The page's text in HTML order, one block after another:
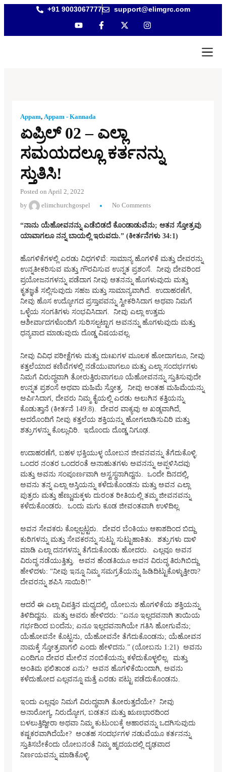
+91 9003067777 support@elimgrc.com
Appam, Appam - Kannada
ಏಪ್ರಿಲ್ 02 – ಎಲ್ಲಾ
ಸಮಯದಲ್ಲೂ ಕರ್ತನನ್ನು
ಸ್ತುತಿಸಿ!
Posted on April 2, 2022
by
elimchurchgospel No Comments
“ನಾನು ಯೆಹೋವನನ್ನು ಎಡೆಬಿಡದೆ ಕೊಂಡಾಡುವೆನು; ಆತನ ಸ್ತೋತ್ರವು
ಯಾವಾಗಲೂ ನನ್ನ ಬಾಯಲ್ಲಿ ಇರುವದು.” (ಕೀರ್ತನೆಗಳು 34:1)
ಹೊಗಳಿಕೆಗಳಲ್ಲಿ ಎರಡು ವಿಧಗಳಿವೆ: ಸಾಮಾನ್ಯ ಹೊಗಳಿಕೆ ಮತ್ತು ದೇವರನ್ನು
ಉನ್ನತೀಕರಿಸುವ ಮತ್ತು ಗೌರವಿಸುವ ಉನ್ನತ ಪ್ರಶಂಸೆ. ನೀವು ದೇವರಿಂದ
ಪ್ರಯೋಜನಗಳನ್ನು ಪಡೆದಾಗ ನೀವು ಆತನನ್ನು ಹೊಗಳುವುದು ಮತ್ತು
ಕೃತಜ್ಞತೆ ಸಲ್ಲಿಸುವುದು ಸಹಜ ಮತ್ತು ಸಾಮಾನ್ಯವಾಗಿದೆ. ಉದಾಹರಣೆಗೆ,
ನೀವು ಹೊಸ ಉದ್ಯೋಗದ ಪ್ರಸ್ತಾಪವನ್ನು ಸ್ವೀಕರಿಸಿದಾಗ ಅಥವಾ ನಿಮಗೆ
ಒಳ್ಳೆಯ ಸಂಗತಿಗಳು ಸಂಭವಿಸಿದಾಗ. ನೀವು ಎಲ್ಲಾ ಉತ್ತಮ
ಆಶೀರ್ವಾದಗಳೊಂದಿಗೆ ಸುರಿಸಲ್ಪಟ್ಟಾಗ ಅವನನ್ನು ಹೊಗಳುವುದು ಮತ್ತು
ಧನ್ಯವಾದ ಮಾಡುವುದು ದೊಡ್ಡ ವಿಷಯವಲ್ಲ.
ನೀವು ವಿವಿಧ ಪರೀಕ್ಷೆಗಳು ಮತ್ತು ದುಃಖಗಳ ಮೂಲಕ ಹೋದಾಗಲೂ, ನೀವು
ಕತ್ತಲೆಯಾದ ಕಣಿವೆಗಳಲ್ಲಿ ನಡೆಯುವಾಗಲೂ ಮತ್ತು ಎಲ್ಲಾ ಸಂದರ್ಭಗಳು
ನಿಮಗೆ ವಿರುದ್ಧವಾಗಿ ತೋರುತ್ತಿರುವಾಗಲೂ ಯೆಹೋವನನ್ನು ಸ್ತುತಿಸುವುದೇ
ಉನ್ನತ ಪ್ರಶಂಸೆ ಅಥವಾ ಮಹಿಮೆ ಸ್ತೋತ್ರ. ನೀವು ಅಂತಹ ಮಹಿಮೆಯನ್ನು
ಅರ್ಪಿಸಿದಾಗ, ದೇವರು ನಿಮ್ಮ ಕೈಯಲ್ಲಿ ಎರಡು ಅಲುಗಿನ ಕತ್ತಿಯನ್ನು
ಕೊಡುತ್ತಾನೆ (ಕೀರ್ತನೆ 149:8). ದೇವರ ವಾಕ್ಯವು ಆ ಖಡ್ಗವಾಗಿದೆ,
ಅದರೊಂದಿಗೆ ನೀವು ಕತ್ತಲೆಯ ಶಕ್ತಿಯನ್ನು ಹೋಗಲಾಡಿಸುವಿರಿ ಮತ್ತು
ಶತ್ರುಗಳನ್ನು ಕೊಲ್ಲುವಿರಿ. ಇದೊಂದು ದೊಡ್ಡ ನಿಗೂಢ.
ಉದಾಹರಣೆಗೆ, ಬಹಳ ಭಕ್ತಿಯುಳ್ಳ ಯೋಬನ ಜೀವನವನ್ನು ತೆಗೆದುಕೊಳ್ಳಿ.
ಒಂದರ ನಂತರ ಒಂದರಂತೆ ಅನಾಹುತಗಳು ಅವನನ್ನು ಅಪ್ಪಳಿಸಿದವು
ಮತ್ತು ಅವನು ಸಂಪೂರ್ಣವಾಗಿ ಅಸ್ವಸ್ಥನಾಗಿದ್ದನು. ಒಂದೇ ದಿನದಲ್ಲಿ,
ಅವನು ತನ್ನ ಎಲ್ಲಾ ಆಸ್ತಿಯನ್ನು ಕಳೆದುಕೊಂಡನು ಮತ್ತು ಅವನ ಎಲ್ಲಾ
ಪುತ್ರರು ಮತ್ತು ಹೆಣ್ಣುಮಕ್ಕಳು ದುರಂತ ರೀತಿಯಲ್ಲಿ ತಮ್ಮ ಜೀವನವನ್ನು
ಕಳೆದುಕೊಂಡರು. ಒಂದು ಮಗು ಕೂಡ ಜೀವಂತವಾಗಿ ಉಳಿದಿಲ್ಲ.
ಅವನ ಸೇವಕರು ಕೊಲ್ಲಲ್ಪಟ್ಟರು. ದೇವರ ಬೆಂಕಿಯು ಆಕಾಶದಿಂದ ಬಿದ್ದು
ಕುರಿಗಳನ್ನು ಮತ್ತು ಸೇವಕರನ್ನು ಸುಟ್ಟು ಸುಟ್ಟುಹಾಕಿತು. ಶತ್ರುಗಳು ದಾಳಿ
ಮಾಡಿ ಎಲ್ಲಾ ದನಗಳನ್ನು ತೆಗೆದುಕೊಂಡು ಹೋದರು. ಎಲ್ಲವೂ ಅವನ
ವಿರುದ್ಧ ನಡೆಯುತ್ತಿತ್ತು. ಅವನ ಹೆಂಡತಿಯೂ ಅವನ ವಿರುದ್ಧ ತಿರುಗಿಬಿದ್ದು
ಹೇಳಿದಳು: “ನೀವು ಇನ್ನೂ ನಿಮ್ಮ ಸಮಗ್ರತೆಯನ್ನು ಹಿಡಿದಿಟ್ಟುಕೊಳ್ಳುತ್ತೀರಾ?
ದೇವರನ್ನು ಶಪಿಸಿ ಸಾಯಿರಿ!”
ಆದರೆ ಈ ಎಲ್ಲಾ ವಿಪತ್ತಿನ ಮಧ್ಯದಲ್ಲಿ, ಯೋಬನು ಹೊಗಳಿಕೆಯ ಶಕ್ತಿಯನ್ನು
ತಿಳಿದಿದ್ದನು. ಮತ್ತು ಅವರು ಹೇಳಿದರು: “ಏನೂ ಇಲ್ಲದವನಾಗಿ ತಾಯಿಯ
ಗರ್ಭದಿಂದ ಬಂದೆನು; ಏನೂ ಇಲ್ಲದವನಾಗಿಯೇ ಗತಿಸಿ ಹೋಗುವೆನು;
ಯೆಹೋವನೇ ಕೊಟ್ಟನು, ಯೆಹೋವನೇ ತೆಗೆದುಕೊಂಡನು; ಯೆಹೋವನ
ನಾಮಕ್ಕೆ ಸ್ತೋತ್ರವಾಗಲಿ ಎಂದು ಹೇಳಿದನು.” (ಯೋಬನು 1:21) ಅವನು
ಎಂದಿಗೂ ದೇವರ ಮೇಲಿನ ನಂಬಿಕೆಯನ್ನು ಕಳೆದುಕೊಳ್ಳಲಿಲ್ಲ. ಮತ್ತು
ಅಂತಿಮ ಫಲಿತಾಂಶ ಏನು? ಅವನ ಹೊಗಳಿಕೆಯಿಂದಾಗಿ, ಅವನು
ಕಳೆದುಹೋದ ಎಲ್ಲವನ್ನೂ ಮತ್ತೆ ಎರಡು ಪಟ್ಟು ಪಡೆದುಕೊಂಡನು.
ಇಂದು ಎಲ್ಲವೂ ನಿಮಗೆ ವಿರುದ್ಧವಾಗಿ ತೋರುತ್ತದೆಯೇ? ನೀವು
ಅನಾರೋಗ್ಯ, ನಿರುದ್ಯೋಗ, ಬಡತನ ಮತ್ತು ಋಣಭಾರದಿಂದ
ಬಳಲುತ್ತಿದ್ದೀರಾ ಅಥವಾ ನಿಮ್ಮ ಕುಟುಂಬಕ್ಕೆ ಆಹಾರವನ್ನು ಒದಗಿಸುವುದು
ಕಷ್ಟಕರವಾಗಿದೆಯೇ? ಅಂತಹ ಸಂದರ್ಭಗಳ ನಡುವೆಯೂ ಕರ್ತನನ್ನು
ಸ್ತುತಿಸಬೇಕೆಂದು ಯೋಬನಂತೆ ನಿಮ್ಮ ಹೃದಯದಲ್ಲಿ ದೃಢವಾದ
ನಿರ್ಣಯವನ್ನು ಮಾಡಿಕೊಳ್ಳಿ.